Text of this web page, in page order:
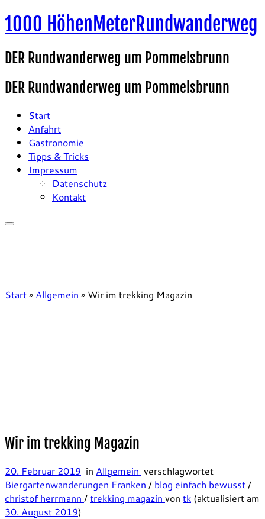
Zum
Inhalt
1000 HöhenMeterRundwanderweg
DER Rundwanderweg um Pommelsbrunn
DER Rundwanderweg um Pommelsbrunn
Start
Anfahrt
Gastronomie
Tipps & Tricks
Impressum
Datenschutz
Kontakt
Start» Allgemein » Wir im trekking Magazin
Wir im trekking Magazin
20. Februar 2019 in Allgemein verschlagwortet
Biergartenwanderungen Franken / blog einfach bewusst /
christof herrmann /trekking magazin von tk (aktualisiert am
30. August 2019)